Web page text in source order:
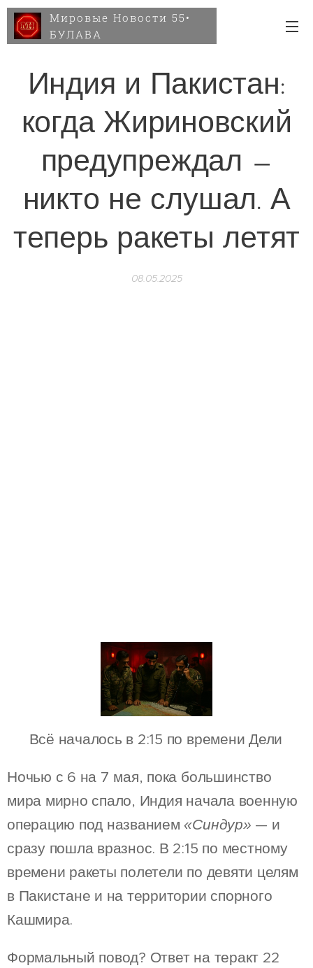
Мировые Новости 55•
БУЛАВА
Индия и Пакистан:
когда Жириновский
предупреждал —
никто не слушал. А
теперь ракеты летят
08.05.2025
💥 Всё началось в 2:15 по времени Дели
Ночью с 6 на 7 мая, пока большинство
мира мирно спало, Индия начала военную
операцию под названием «Синдур» — и
сразу пошла вразнос. В 2:15 по местному
времени ракеты полетели по девяти целям
в Пакистане и на территории спорного
Кашмира.
Формальный повод? Ответ на теракт 22